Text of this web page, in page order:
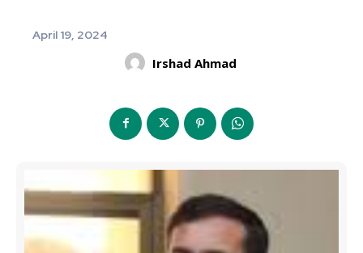
April 19, 2024
Irshad Ahmad